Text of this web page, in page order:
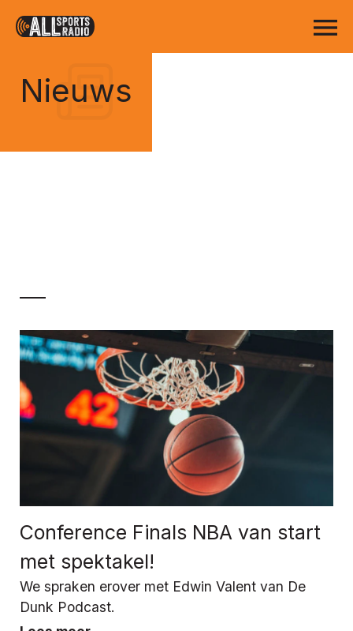
Nieuws
Conference Finals NBA van start
met spektakel!
We spraken erover met Edwin Valent van De
Dunk Podcast.